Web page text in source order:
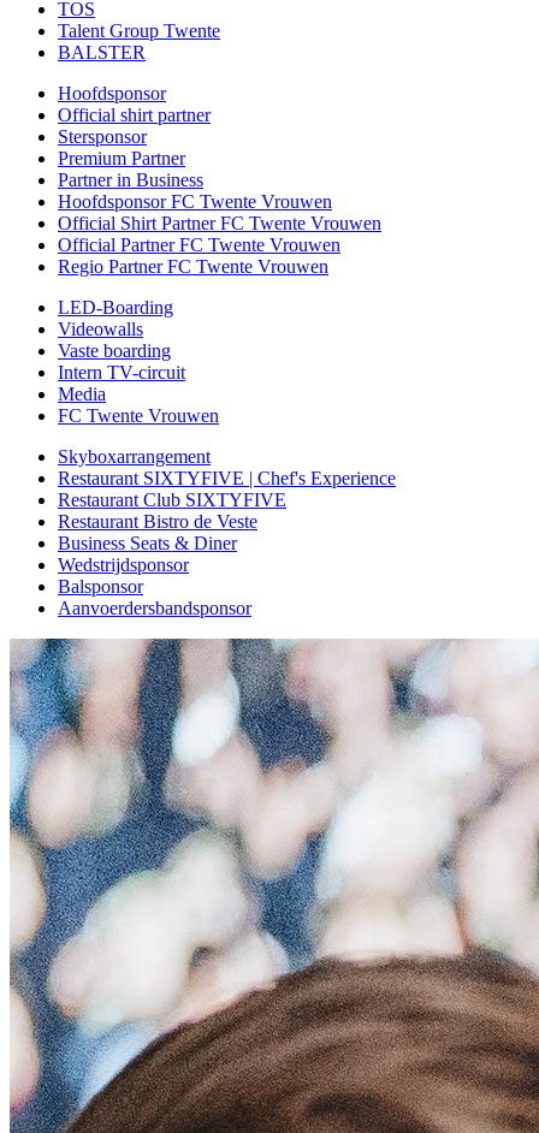
TOS
Talent Group Twente
BALSTER
Hoofdsponsor
Official shirt partner
Stersponsor
Premium Partner
Partner in Business
Hoofdsponsor FC Twente Vrouwen
Official Shirt Partner FC Twente Vrouwen
Official Partner FC Twente Vrouwen
Regio Partner FC Twente Vrouwen
LED-Boarding
Videowalls
Vaste boarding
Intern TV-circuit
Media
FC Twente Vrouwen
Skyboxarrangement
Restaurant SIXTYFIVE | Chef's Experience
Restaurant Club SIXTYFIVE
Restaurant Bistro de Veste
Business Seats & Diner
Wedstrijdsponsor
Balsponsor
Aanvoerdersbandsponsor